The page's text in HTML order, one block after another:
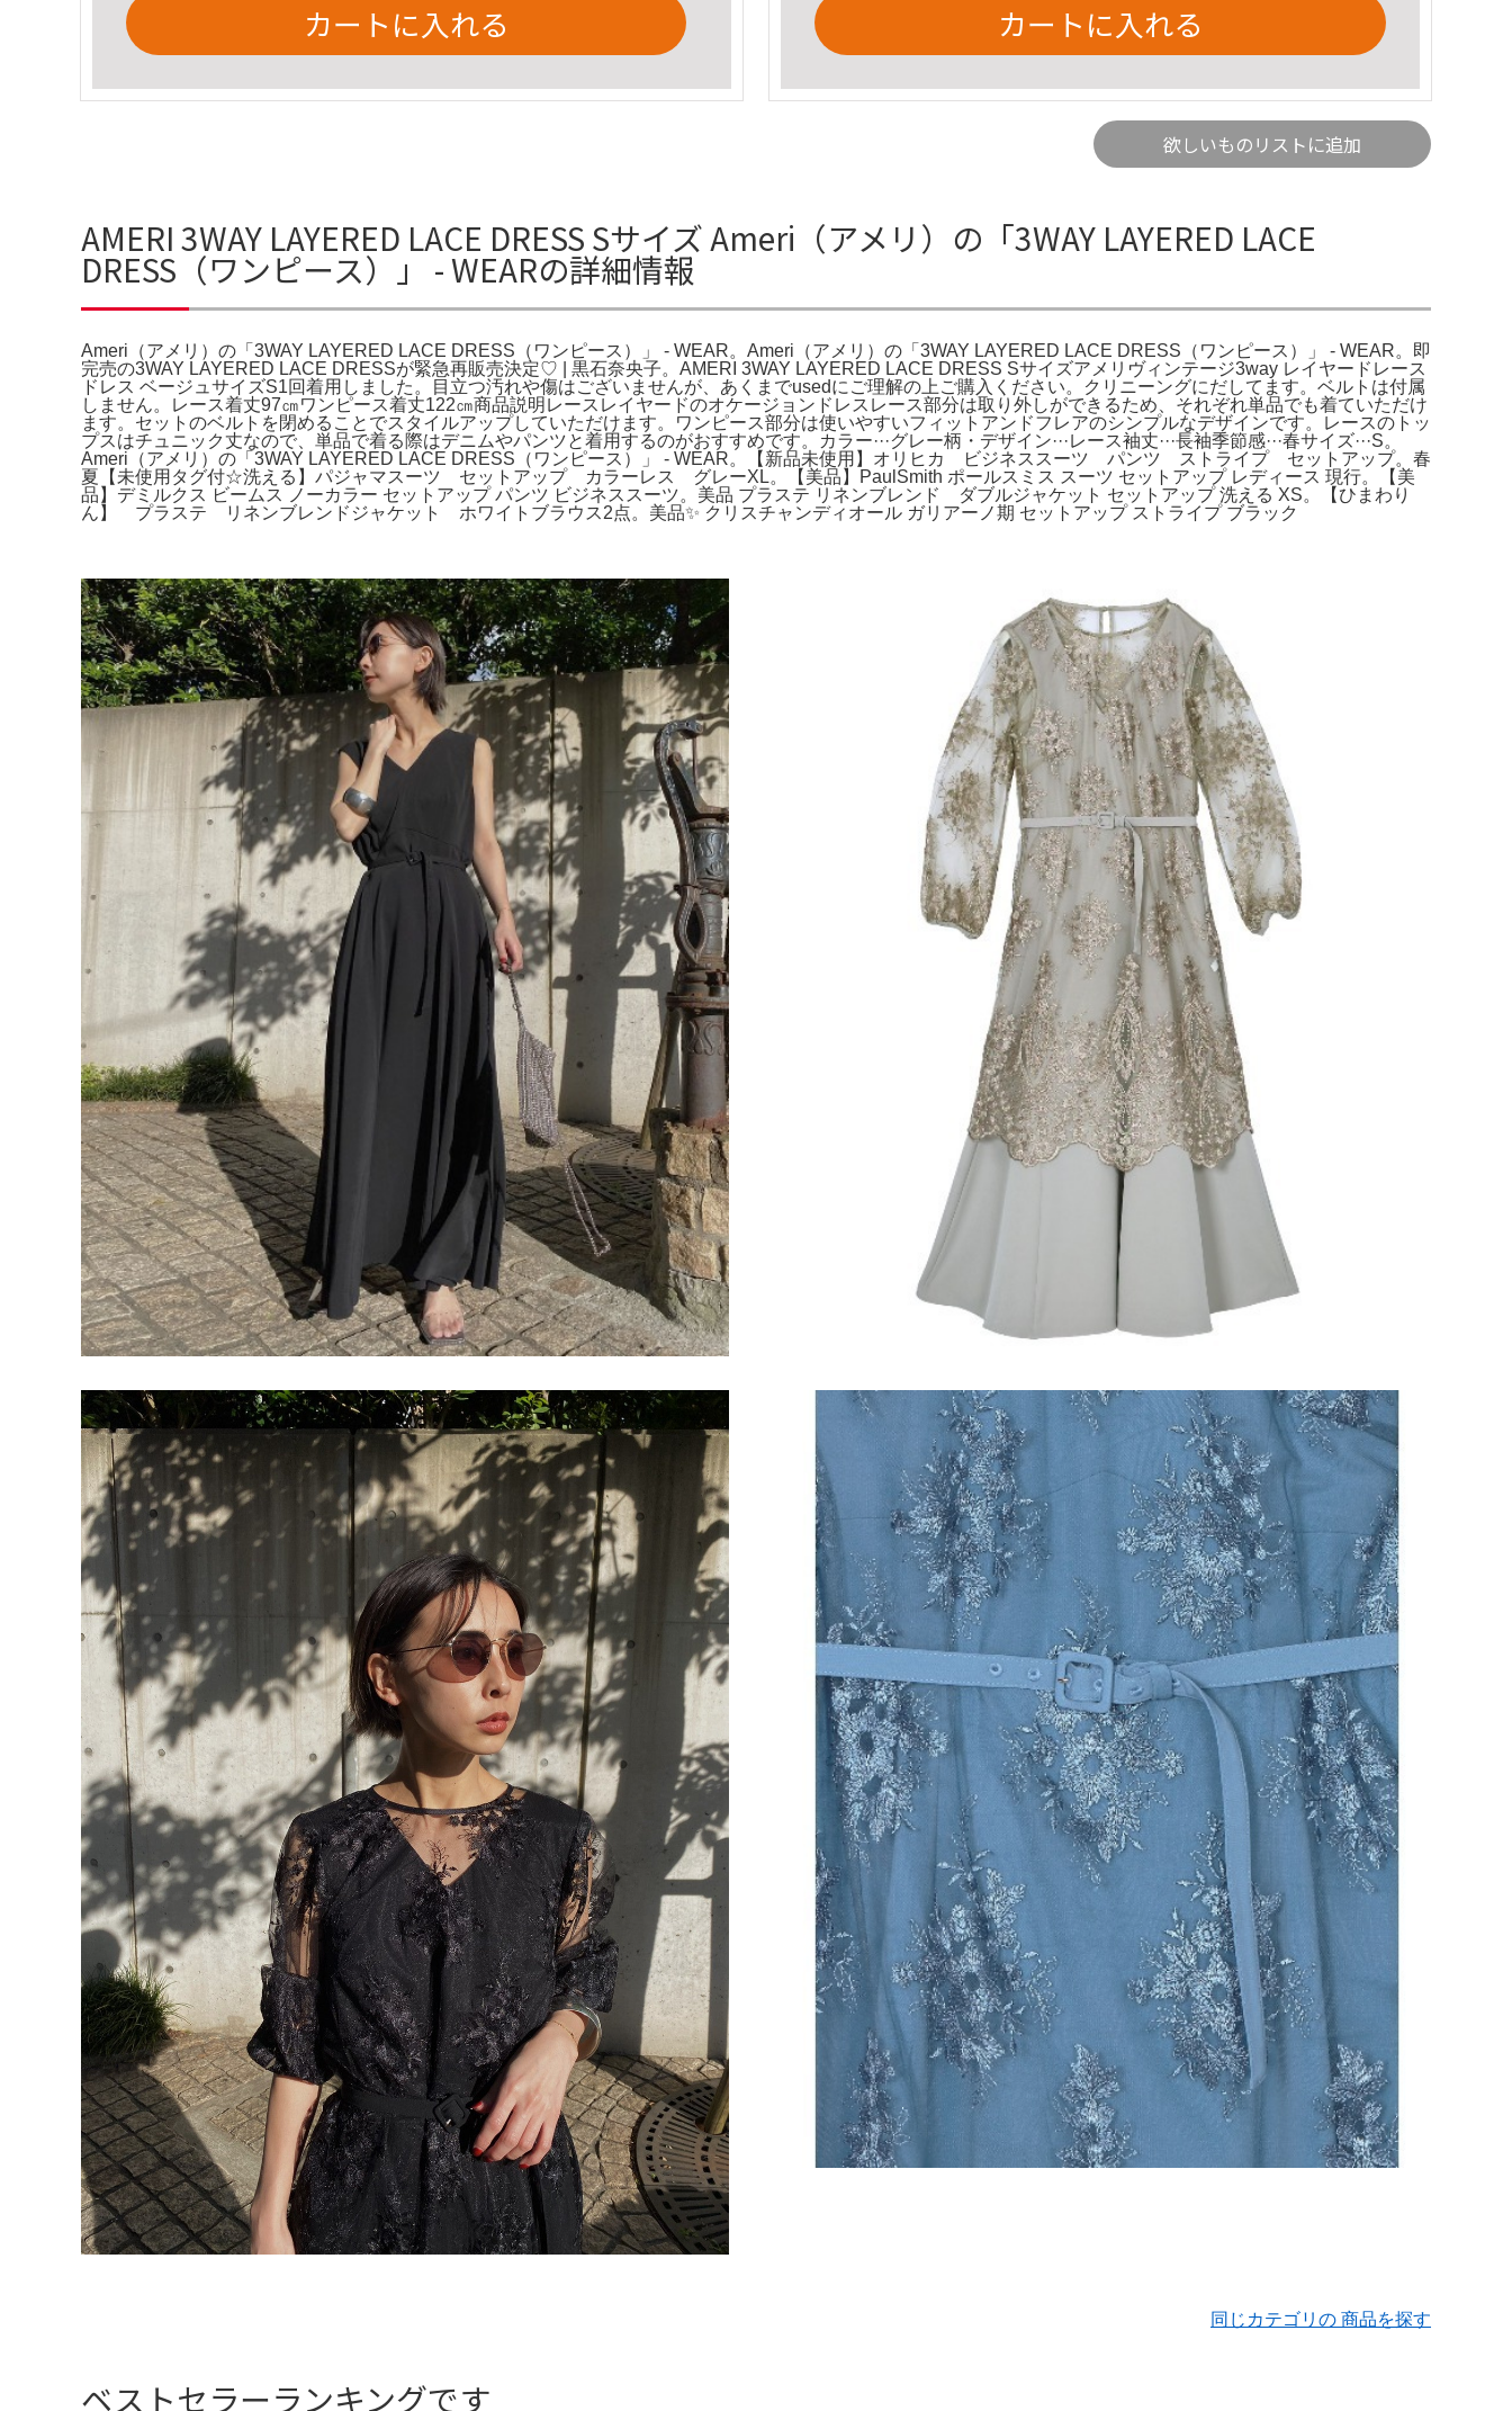
カートに入れる カートに入れる
欲しいものリストに追加
AMERI 3WAY LAYERED LACE DRESS Sサイズ Ameri（アメリ）の「3WAY LAYERED LACE
DRESS（ワンピース）」 - WEARの詳細情報
Ameri（アメリ）の「3WAY LAYERED LACE DRESS（ワンピース）」 - WEAR。Ameri（アメリ）の「3WAY LAYERED LACE DRESS（ワンピース）」 - WEAR。即
完売の3WAY LAYERED LACE DRESSが緊急再販売決定♡ | 黒石奈央子。AMERI 3WAY LAYERED LACE DRESS Sサイズアメリヴィンテージ3way レイヤードレース
ドレス ベージュサイズS1回着用しました。目立つ汚れや傷はございませんが、あくまでusedにご理解の上ご購入ください。クリニーングにだしてます。ベルトは付属
しません。レース着丈97㎝ワンピース着丈122㎝商品説明レースレイヤードのオケージョンドレスレース部分は取り外しができるため、それぞれ単品でも着ていただけ
ます。セットのベルトを閉めることでスタイルアップしていただけます。ワンピース部分は使いやすいフィットアンドフレアのシンプルなデザインです。レースのトッ
プスはチュニック丈なので、単品で着る際はデニムやパンツと着用するのがおすすめです。カラー···グレー柄・デザイン···レース袖丈···長袖季節感···春サイズ···S。
Ameri（アメリ）の「3WAY LAYERED LACE DRESS（ワンピース）」 - WEAR。【新品未使用】オリヒカ ビジネススーツ パンツ ストライプ セットアップ。春
夏【未使用タグ付☆洗える】パジャマスーツ セットアップ カラーレス グレーXL。【美品】PaulSmith ポールスミス スーツ セットアップ レディース 現行。【美
品】デミルクス ビームス ノーカラー セットアップ パンツ ビジネススーツ。美品 プラステ リネンブレンド ダブルジャケット セットアップ 洗える XS。【ひまわり
ん】 プラステ リネンブレンドジャケット ホワイトブラウス2点。美品✨ クリスチャンディオール ガリアーノ期 セットアップ ストライプ ブラック
同じカテゴリの 商品を探す
ベストセラーランキングです